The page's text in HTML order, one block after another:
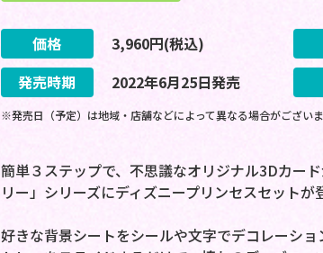
価格 3,960円(税込)
発売時期
2022年6月25日発売
※発売日（予定）は地域・店舗などによって異なる場合がございま
簡単３ステップで、不思議なオリジナル3Dカー
リー」シリーズにディズニープリンセスセットが
好きな背景シートをシールや文字でデコレーシ